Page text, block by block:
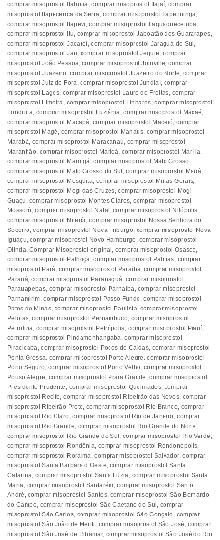
comprar misoprostol Itabuna,comprar misoprostol Itajaí, comprar
misoprostol Itapecerica da Serra,comprar misoprostol Itapetininga,
comprar misoprostol Itapevi ,comprar misoprostol Itaquaquecetuba,
comprar misoprostol Itu,comprar misoprostol Jaboatão dos Guararapes,
comprar misoprostol Jacareí,comprar misoprostol Jaraguá do Sul ,
comprar misoprostol Jaú,comprar misoprostol Jequié,comprar
misoprostol João Pessoa,comprar misoprostol Joinville,comprar
misoprostol Juazeiro, comprar misoprostol Juazeiro do Norte, comprar
misoprostol Juiz de Fora,comprar misoprostol Jundiaí, comprar
misoprostol Lages, comprar misoprostol Lauro de Freitas, comprar
misoprostol Limeira, comprar misoprostol Linhares,comprar misoprostol
Londrina, comprar misoprostol Luziânia,comprar misoprostol Macaé,
comprar misoprostol Macapá,comprar misoprostol Maceió,comprar
misoprostol Magé , comprar misoprostol Manaus, comprar misoprostol
Marabá, comprar misoprostol Maracanaú,comprar misoprostol
Maranhão, comprar misoprostol Maricá, comprar misoprostol Marília,
comprar misoprostol Maringá,comprar misoprostol Mato Grosso,
comprar misoprostol Mato Grosso do Sul ,comprar misoprostol Mauá,
comprar misoprostol Mesquita, comprar misoprostol Minas Gerais,
comprar misoprostol Mogi das Cruzes,comprar misoprostol Mogi
Guaçu , comprar misoprostol Montes Claros,comprar misoprostol
Mossoró,comprar misoprostol Natal , comprar misoprostol Nilópolis,
comprar misoprostol Niterói ,comprar misoprostol Nossa Senhora do
Socorro,comprar misoprostol Nova Friburgo, comprar misoprostol Nova
Iguaçu, comprar misoprostol Novo Hamburgo, comprar misoprostol
Olinda, Comprar Misoprostol original , comprar misoprostol Osasco,
comprar misoprostol Palhoça,comprar misoprostol Palmas, comprar
misoprostol Pará, comprar misoprostol Paraíba, comprar misoprostol
Paraná, comprar misoprostol Paranaguá,comprar misoprostol
Parauapebas, comprar misoprostol Parnaíba, comprar misoprostol
Parnamirim,comprar misoprostol Passo Fundo,comprar misoprostol
Patos de Minas, comprar misoprostol Paulista, comprar misoprostol
Pelotas,comprar misoprostol Pernambuco, comprar misoprostol
Petrolina, comprar misoprostol Petrópolis, comprar misoprostol Piauí,
comprar misoprostol Pindamonhangaba,comprar misoprostol
Piracicaba,comprar misoprostol Poços de Caldas, comprar misoprostol
Ponta Grossa,comprar misoprostol Porto Alegre ,comprar misoprostol
Porto Seguro,comprar misoprostol Porto Velho, comprar misoprostol
Pouso Alegre,comprar misoprostol Praia Grande ,comprar misoprostol
Presidente Prudente , comprar misoprostol Queimados, comprar
misoprostol Recife,comprar misoprostol Ribeirão das Neves, comprar
misoprostol Ribeirão Preto,comprar misoprostol Rio Branco, comprar
misoprostol Rio Claro,comprar misoprostol Rio de Janeiro,comprar
misoprostol Rio Grande, comprar misoprostol Rio Grande do Norte ,
comprar misoprostol Rio Grande do Sul ,comprar misoprostol Rio Verde ,
comprar misoprostol Rondônia, comprar misoprostol Rondonópolis,
comprar misoprostol Roraima,comprar misoprostol Salvador,comprar
misoprostol Santa Bárbara d’Oeste, comprar misoprostol Santa
Catarina, comprar misoprostol Santa Luzia, comprar misoprostol Santa
Maria, comprar misoprostol Santarém,comprar misoprostol Santo
André , comprar misoprostol Santos, comprar misoprostol São Bernardo
do Campo, comprar misoprostol São Caetano do Sul ,comprar
misoprostol São Carlos, comprar misoprostol São Gonçalo, comprar
misoprostol São João de Meriti , comprar misoprostol São José ,comprar
misoprostol São José de Ribamar, comprar misoprostol São José do Rio